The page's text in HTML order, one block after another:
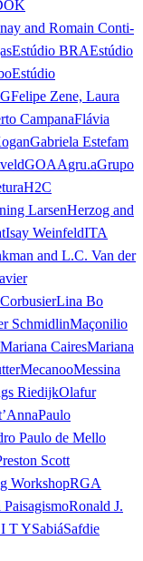
and Romain Conti-
Estúdio BRAEstúdio
Estúdio
Felipe Zene, Laura
CampanaFlávia
Gabriela Estefam
GOAAgru.aGrupo
H2C
LarsenHerzog and
Isay WeinfeldITA
and L.C. Van der
Lina Bo
SchmidlinMaçonilio
Mariana CairesMariana
MecanooMessina
RiedijkOlafur
Paulo
Paulo de Mello
Scott
WorkshopRGA
Ronald J.
T YSabiáSafdie